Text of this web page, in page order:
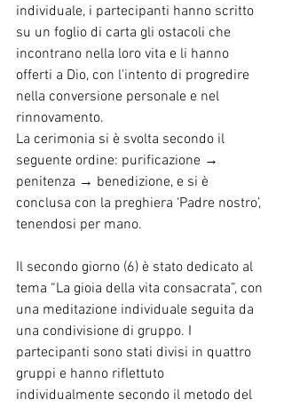
individuale, i partecipanti hanno scritto
su un foglio di carta gli ostacoli che
incontrano nella loro vita e li hanno
offerti a Dio, con l'intento di progredire
nella conversione personale e nel
rinnovamento.
La cerimonia si è svolta secondo il
seguente ordine: purificazione →
penitenza → benedizione, e si è
conclusa con la preghiera ‘Padre nostro’,
tenendosi per mano.
Il secondo giorno (6) è stato dedicato al
tema “La gioia della vita consacrata”, con
una meditazione individuale seguita da
una condivisione di gruppo. I
partecipanti sono stati divisi in quattro
gruppi e hanno riflettuto
individualmente secondo il metodo del